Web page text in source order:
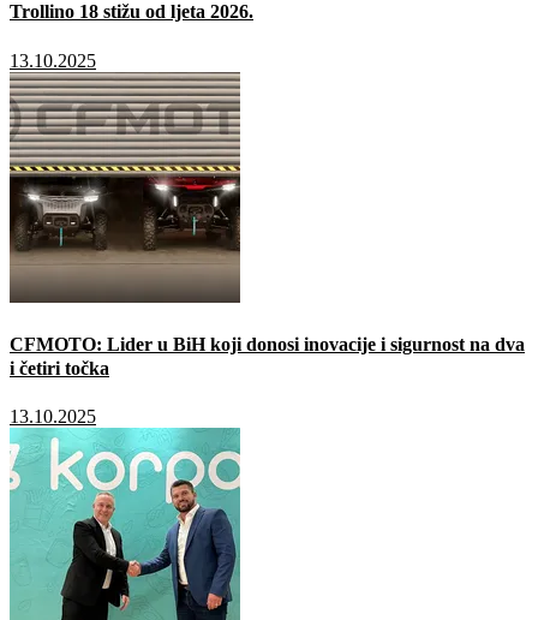
Trollino 18 stižu od ljeta 2026.
13.10.2025
CFMOTO: Lider u BiH koji donosi inovacije i sigurnost na dva
i četiri točka
13.10.2025